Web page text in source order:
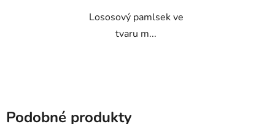
Lososový pamlsek ve
tvaru m...
Podobné produkty